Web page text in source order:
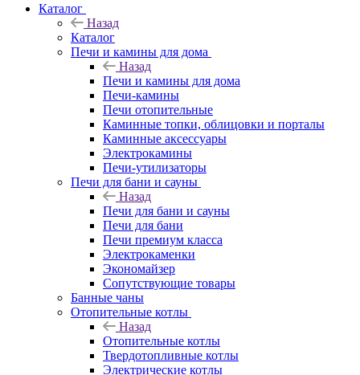
Каталог
Назад
Каталог
Печи и камины для дома
Назад
Печи и камины для дома
Печи-камины
Печи отопительные
Каминные топки, облицовки и порталы
Каминные аксессуары
Электрокамины
Печи-утилизаторы
Печи для бани и сауны
Назад
Печи для бани и сауны
Печи для бани
Печи премиум класса
Электрокаменки
Экономайзер
Сопутствующие товары
Банные чаны
Отопительные котлы
Назад
Отопительные котлы
Твердотопливные котлы
Электрические котлы